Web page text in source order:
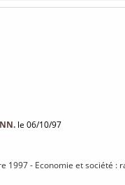
le 06/10/97
1997 - Economie et société